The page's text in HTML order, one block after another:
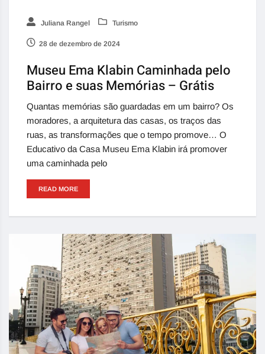
Juliana Rangel Turismo
28 de dezembro de 2024
Museu Ema Klabin Caminhada pelo
Bairro e suas Memórias – Grátis
Quantas memórias são guardadas em um bairro? Os
moradores, a arquitetura das casas, os traços das
ruas, as transformações que o tempo promove… O
Educativo da Casa Museu Ema Klabin irá promover
uma caminhada pelo
READ MORE